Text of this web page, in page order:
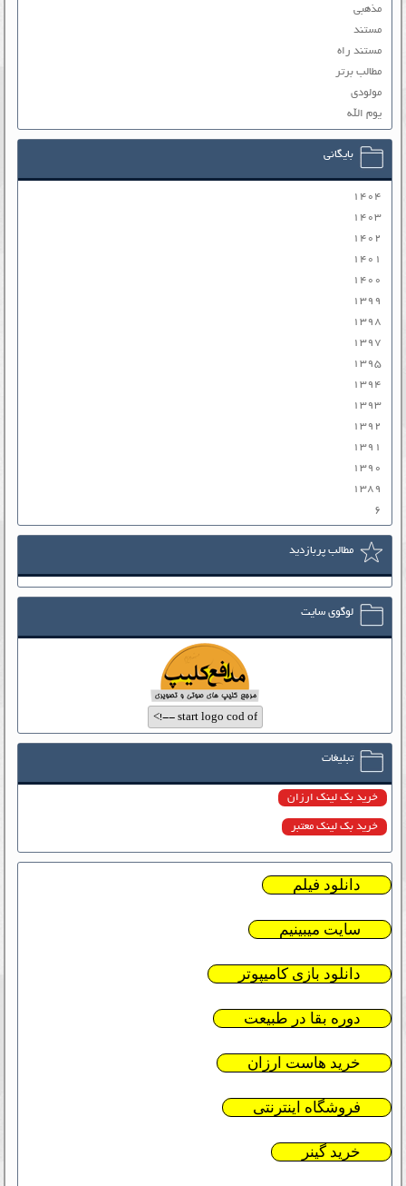
مذهبی
مستند
مستند راه
مطالب برتر
مولودی
یوم الله
بایگانی
۱۴۰۴
۱۴۰۳
۱۴۰۲
۱۴۰۱
۱۴۰۰
۱۳۹۹
۱۳۹۸
۱۳۹۷
۱۳۹۵
۱۳۹۴
۱۳۹۳
۱۳۹۲
۱۳۹۱
۱۳۹۰
۱۳۸۹
۶
مطالب پربازدید
لوگوی سایت
تبلیغات
خرید بک لینک ارزان
خرید بک لینک معتبر
دانلود فیلم
سایت میبینیم
دانلود بازی کامیپوتر
دوره بقا در طبیعت
خرید هاست ارزان
فروشگاه اینترنتی
خرید گینر